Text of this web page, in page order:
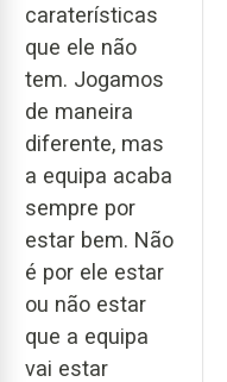
caraterísticas
que ele não
tem. Jogamos
de maneira
diferente, mas
a equipa acaba
sempre por
estar bem. Não
é por ele estar
ou não estar
que a equipa
vai estar